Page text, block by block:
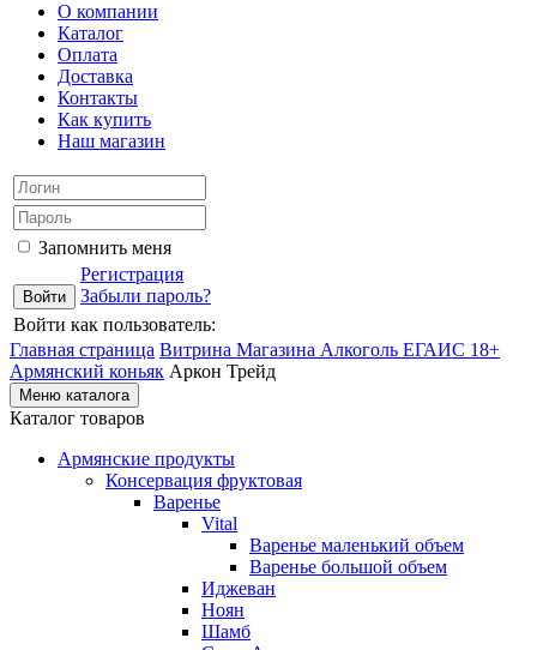
О компании
Каталог
Оплата
Доставка
Контакты
Как купить
Наш магазин
Запомнить меня
Регистрация
Забыли пароль?
Войти как пользователь:
Главная страница Витрина Магазина Алкоголь ЕГАИС 18+
Армянский коньяк Аркон Трейд
Меню каталога
Каталог товаров
Армянские продукты
Консервация фруктовая
Варенье
Vital
Варенье маленький объем
Варенье большой объем
Иджеван
Ноян
Шамб